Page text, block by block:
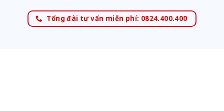
Tổng đài tư vấn miễn phí: 0824.400.400